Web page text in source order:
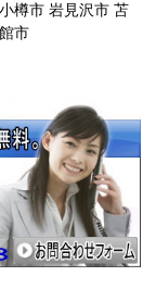
樽市 岩見沢市 苫
市